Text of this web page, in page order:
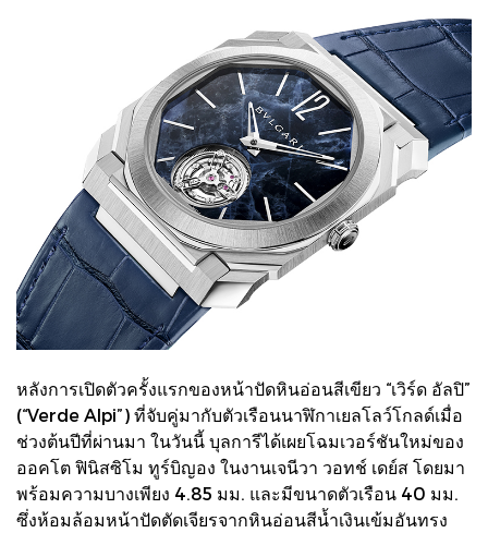
หลังการเปิดตัวครั้งแรกของหน้าปัดหินอ่อนสีเขียว “เวิร์ด อัลปิ”
(“Verde Alpi”) ที่จับคู่มากับตัวเรือนนาฬิกาเยลโลว์โกลด์เมื่อ
ช่วงต้นปีที่ผ่านมา ในวันนี้ บุลการีได้เผยโฉมเวอร์ชันใหม่ของ
ออคโต ฟินิสซิโม ทูร์บิญอง ในงานเจนีวา วอทช์ เดย์ส โดยมา
พร้อมความบางเพียง 4.85 มม. และมีขนาดตัวเรือน 40 มม.
ซึ่งห้อมล้อมหน้าปัดตัดเจียรจากหินอ่อนสีน้ำเงินเข้มอันทรง